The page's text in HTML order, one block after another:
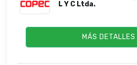
L Y C Ltda.
MÁS DETALLES